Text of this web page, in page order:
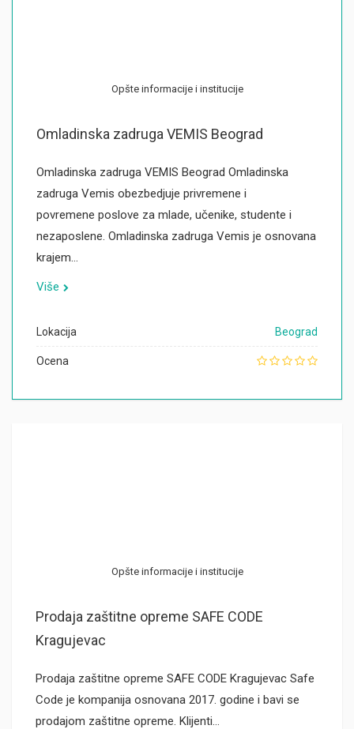
Opšte informacije i institucije
Omladinska zadruga VEMIS Beograd
Omladinska zadruga VEMIS Beograd Omladinska
zadruga Vemis obezbedjuje privremene i
povremene poslove za mlade, učenike, studente i
nezaposlene. Omladinska zadruga Vemis je osnovana
krajem…
Više
Lokacija Beograd
Ocena
Opšte informacije i institucije
Prodaja zaštitne opreme SAFE CODE
Kragujevac
Prodaja zaštitne opreme SAFE CODE Kragujevac Safe
Code je kompanija osnovana 2017. godine i bavi se
prodajom zaštitne opreme. Klijenti…